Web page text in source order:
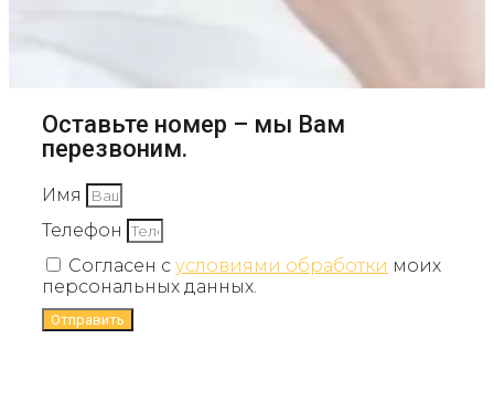
Оставьте номер – мы Вам
перезвоним.
Имя
Телефон
Согласен с условиями обработки моих
персональных данных.
Отправить